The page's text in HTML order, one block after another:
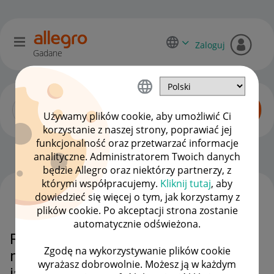
Używamy plików cookie, aby umożliwić Ci
korzystanie z naszej strony, poprawiać jej
funkcjonalność oraz przetwarzać informacje
analityczne. Administratorem Twoich danych
będzie Allegro oraz niektórzy partnerzy, z
którymi współpracujemy. Kliknij tutaj, aby
dowiedzieć się więcej o tym, jak korzystamy z
plików cookie. Po akceptacji strona zostanie
automatycznie odświeżona.
Zgodę na wykorzystywanie plików cookie
wyrażasz dobrowolnie. Możesz ją w każdym
Gadane
Zaloguj
Allegro Delivery OPCJE
Reklamacja w Allegro Delivery to
nie problem, sprawdź, jak załatwić
WSZYSTKIE TEMATY